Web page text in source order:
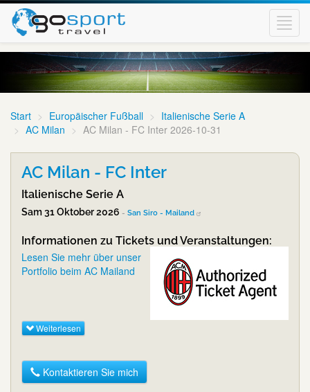
Start Europäischer Fußball
Italienische Serie A
AC Milan
AC Milan - FC Inter 2026-10-31
AC Milan - FC Inter
Italienische Serie A
Sam 31 Oktober 2026 - San Siro - Mailand
Informationen zu Tickets und Veranstaltungen:
Lesen Sie mehr über unser
Portfolio beim AC Mailand
Weiterlesen
Kontaktieren Sie mich